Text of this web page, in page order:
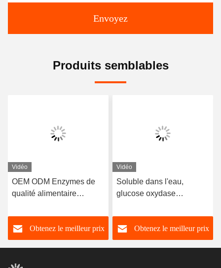
Envoyez
Produits semblables
Vidéo
OEM ODM Enzymes de
qualité alimentaire
farine Agent de
relâchement
Obtenez le meilleur prix
Vidéo
Soluble dans l'eau,
glucose oxydase
brunissement
Obtenez le meilleur prix